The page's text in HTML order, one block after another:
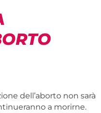
dell’aborto non sarà
a morirne.